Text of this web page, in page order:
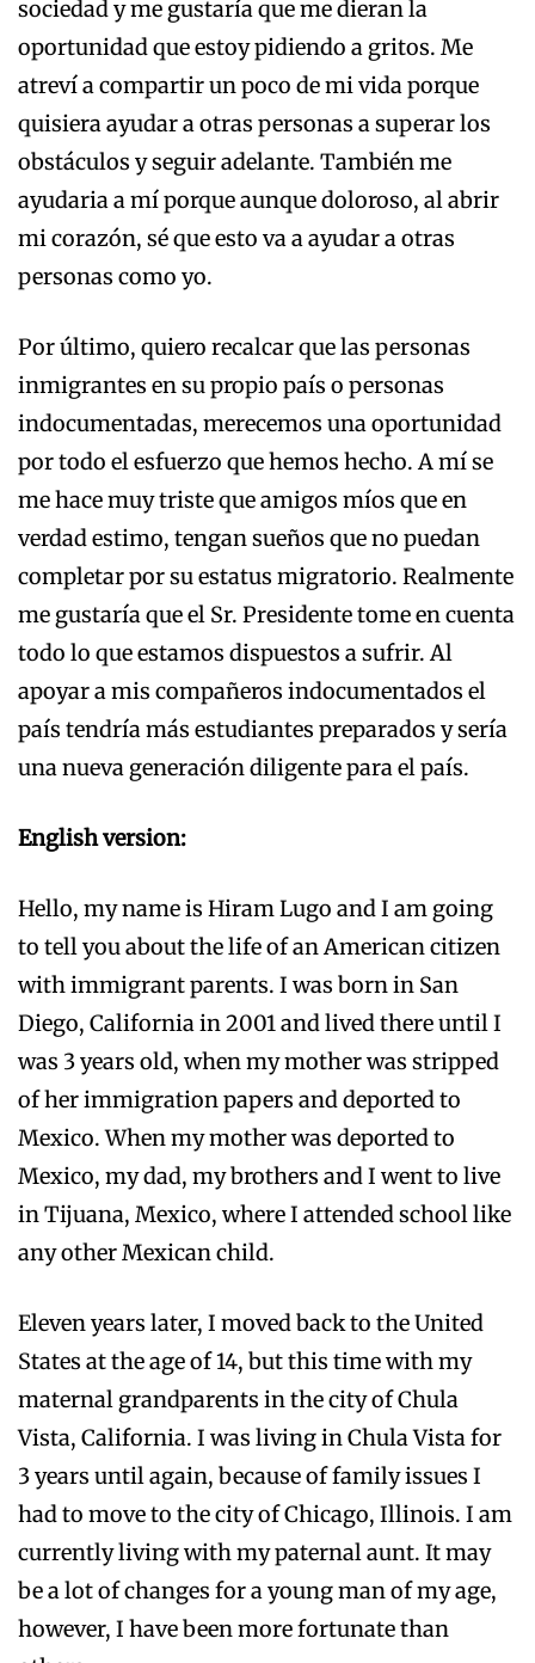
sociedad y me gustaría que me dieran la
oportunidad que estoy pidiendo a gritos. Me
atreví a compartir un poco de mi vida porque
quisiera ayudar a otras personas a superar los
obstáculos y seguir adelante. También me
ayudaria a mí porque aunque doloroso, al abrir
mi corazón, sé que esto va a ayudar a otras
personas como yo.
Por último, quiero recalcar que las personas
inmigrantes en su propio país o personas
indocumentadas, merecemos una oportunidad
por todo el esfuerzo que hemos hecho. A mí se
me hace muy triste que amigos míos que en
verdad estimo, tengan sueños que no puedan
completar por su estatus migratorio. Realmente
me gustaría que el Sr. Presidente tome en cuenta
todo lo que estamos dispuestos a sufrir. Al
apoyar a mis compañeros indocumentados el
país tendría más estudiantes preparados y sería
una nueva generación diligente para el país.
English version:
Hello, my name is Hiram Lugo and I am going
to tell you about the life of an American citizen
with immigrant parents. I was born in San
Diego, California in 2001 and lived there until I
was 3 years old, when my mother was stripped
of her immigration papers and deported to
Mexico. When my mother was deported to
Mexico, my dad, my brothers and I went to live
in Tijuana, Mexico, where I attended school like
any other Mexican child.
Eleven years later, I moved back to the United
States at the age of 14, but this time with my
maternal grandparents in the city of Chula
Vista, California. I was living in Chula Vista for
3 years until again, because of family issues I
had to move to the city of Chicago, Illinois. I am
currently living with my paternal aunt. It may
be a lot of changes for a young man of my age,
however, I have been more fortunate than